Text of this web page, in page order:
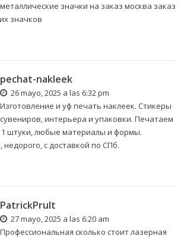
металлические значки на заказ москва заказ
значков
pechat-nakleek
26 mayo, 2025 a las 6:32 pm
Изготовление и уф печать наклеек. Стикеры
интерьера и упаковки. Печатаем
штуки, любые материалы и формы.
недорого, с доставкой по СПб.
PatrickPrult
27 mayo, 2025 a las 6:20 am
Профессиональная сколько стоит лазерная